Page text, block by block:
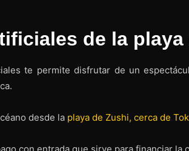
de la
te permite disfrutar de un
desde la playa de Zushi, cerca de
con entrada que sirve para financiar la